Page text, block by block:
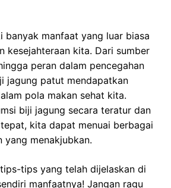
banyak manfaat yang luar biasa
kesejahteraan kita. Dari sumber
peran dalam pencegahan
jagung patut mendapatkan
pola makan sehat kita.
biji jagung secara teratur dan
kita dapat menuai berbagai
yang menakjubkan.
tips yang telah dijelaskan di
manfaatnya! Jangan ragu